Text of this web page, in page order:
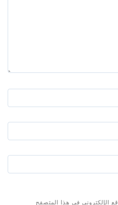
الإلكتروني في هذا المتصفح